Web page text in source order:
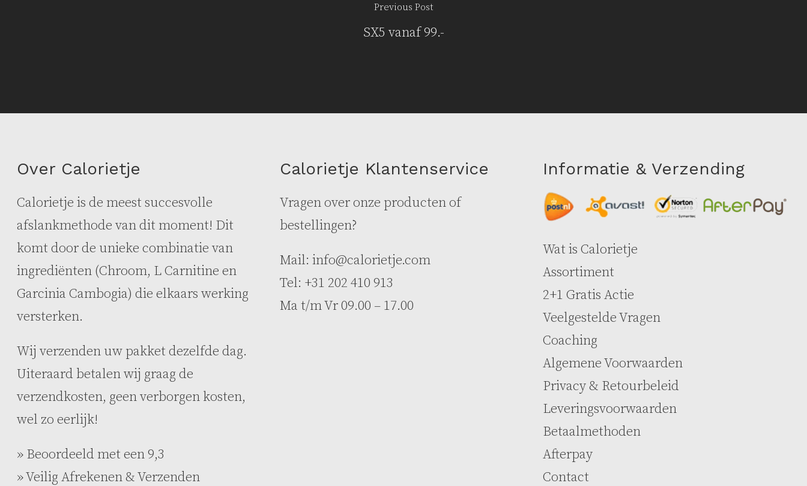
Previous Post
SX5 vanaf 99.-
Over Calorietje
Calorietje is de meest succesvolle
afslankmethode van dit moment! Dit
komt door de unieke combinatie van
ingrediënten (Chroom, L Carnitine en
Garcinia Cambogia) die elkaars werking
versterken.
Wij verzenden uw pakket dezelfde dag.
Uiteraard betalen wij graag de
verzendkosten, geen verborgen kosten,
wel zo eerlijk!
» Beoordeeld met een 9,3
» Veilig Afrekenen & Verzenden
Calorietje Klantenservice
Vragen over onze producten of
bestellingen?
Mail: info@calorietje.com
Tel: +31 202 410 913
Ma t/m Vr 09.00 – 17.00
Informatie & Verzending
Wat is Calorietje
Assortiment
2+1 Gratis Actie
Veelgestelde Vragen
Coaching
Algemene Voorwaarden
Privacy & Retourbeleid
Leveringsvoorwaarden
Betaalmethoden
Afterpay
Contact